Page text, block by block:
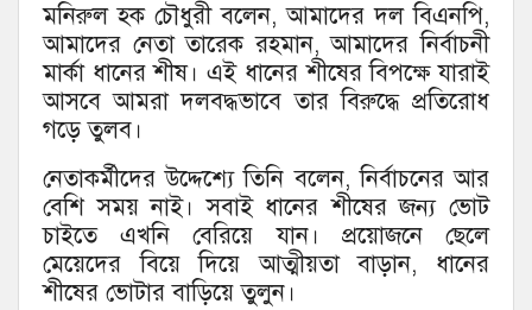
মনিরুল হক চৌধুরী বলেন, আমাদের দল বিএনপি,
আমাদের নেতা তারেক রহমান, আমাদের নির্বাচনী
মার্কা ধানের শীষ। এই ধানের শীষের বিপক্ষে যারাই
আসবে আমরা দলবদ্ধভাবে তার বিরুদ্ধে প্রতিরোধ
গড়ে তুলব।
নেতাকর্মীদের উদ্দেশ্যে তিনি বলেন, নির্বাচনের আর
বেশি সময় নাই। সবাই ধানের শীষের জন্য ভোট
চাইতে এখনি বেরিয়ে যান। প্রয়োজনে ছেলে
মেয়েদের বিয়ে দিয়ে আত্মীয়তা বাড়ান, ধানের
শীষের ভোটার বাড়িয়ে তুলুন।